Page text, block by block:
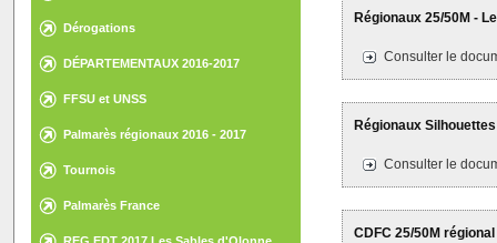
Dérogations
DÉPARTEMENTAUX 2016-2017
FFSU et UNSS
Palmarès régionaux 2016 - 2017
Tournois
Palmarès France
Régionaux 25/50M -
Consulter le
Régionaux
Consulter le
CDFC 25/50M